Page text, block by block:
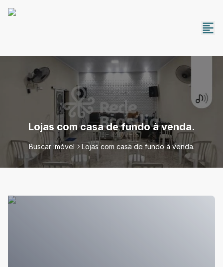
Lojas com casa de fundo à venda.
Buscar imóvel Lojas com casa de fundo à venda.